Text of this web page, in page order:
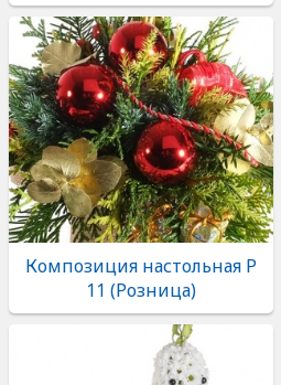
Композиция настольная Р
11 (Розница)